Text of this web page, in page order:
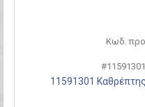
Κωδ.
11591301 Καθρέπτης